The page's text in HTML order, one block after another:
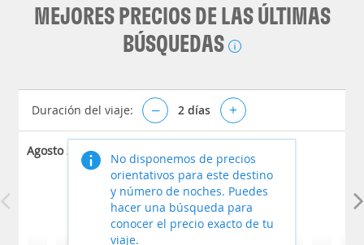
MEJORES PRECIOS DE LAS ÚLTIMAS
BÚSQUEDAS
Duración del viaje: – 2 días +
Agosto 2026
No disponemos de precios
orientativos para este destino
y número de noches. Puedes
hacer una búsqueda para
conocer el precio exacto de tu
viaje.